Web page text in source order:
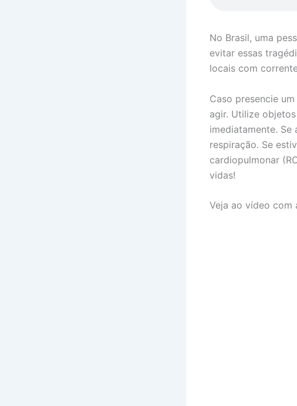
No Brasil, uma
evitar essas
locais com
Caso presencie
agir. Utilize
imediatamente.
respiração. Se
cardiopulmonar
vidas!
Veja ao vídeo com